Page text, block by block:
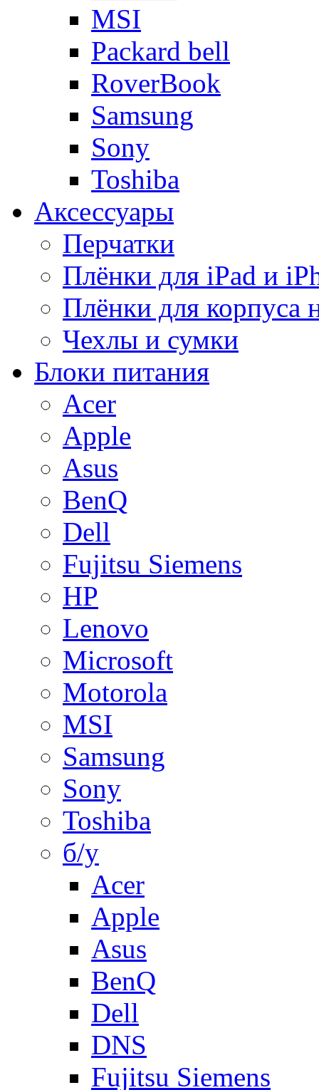
MSI
Packard bell
RoverBook
Samsung
Sony
Toshiba
Аксессуары
Перчатки
Плёнки для iPad и
Плёнки для корпуса
Чехлы и сумки
Блоки питания
Acer
Apple
Asus
BenQ
Dell
Fujitsu Siemens
HP
Lenovo
Microsoft
Motorola
MSI
Samsung
Sony
Toshiba
б/у
Acer
Apple
Asus
BenQ
Dell
DNS
Fujitsu Siemens